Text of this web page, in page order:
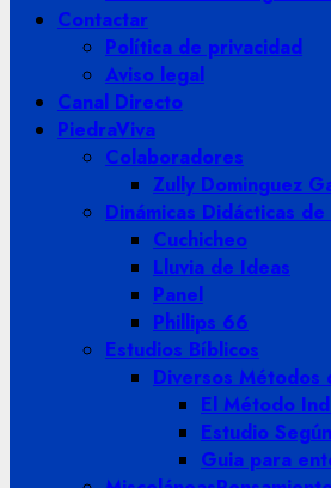
Contactar
Política de privacidad
Aviso legal
Canal Directo
PiedraViva
Colaboradores
Zully Dominguez
Dinámicas Didácticas
Cuchicheo
Lluvia de Ideas
Panel
Phillips 66
Estudios Bíblicos
Diversos Métodos
El Método
Estudio
Guia para